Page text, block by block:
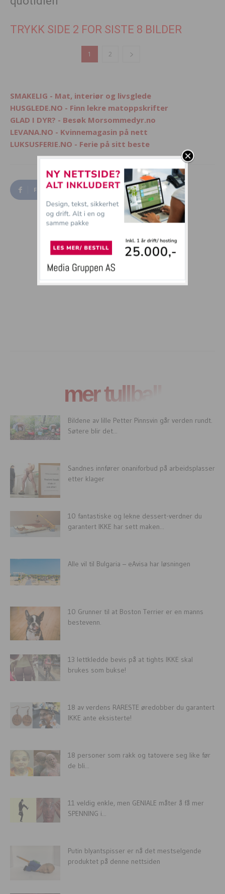
TRYKK SIDE 2 FOR SISTE 8 BILDER
1 2
SMAKELIG - Mat, interiør og livsglede
HUSGLEDE.NO - Finn lekre matoppskrifter
GLAD I DYR? - Besøk Morsommedyr.no
LEVANA.NO - Kvinnemagasin på nett
LUKSUSFERIE.NO - Ferie på sitt beste
Facebook Twitter
mer tullball
Bildene av lille Petter Pinnsvin går verden rundt.
Søtere blir det...
Sandnes innfører onaniforbud på arbeidsplasser
etter klager
10 fantastiske og lekne dessert-verdner du
garantert IKKE har sett maken...
Alle vil til Bulgaria – eAvisa har løsningen
10 Grunner til at Boston Terrier er en manns
bestevenn.
13 lettkledde bevis på at tights IKKE skal
brukes som bukse!
18 av verdens RARESTE øredobber du garantert
IKKE ante eksisterte!
18 personer som rakk og tatovere seg like før
de bli...
11 veldig enkle, men GENIALE måter å få mer
SPENNING i...
Putin blyantspisser er nå det mestselgende
produktet på denne nettsiden